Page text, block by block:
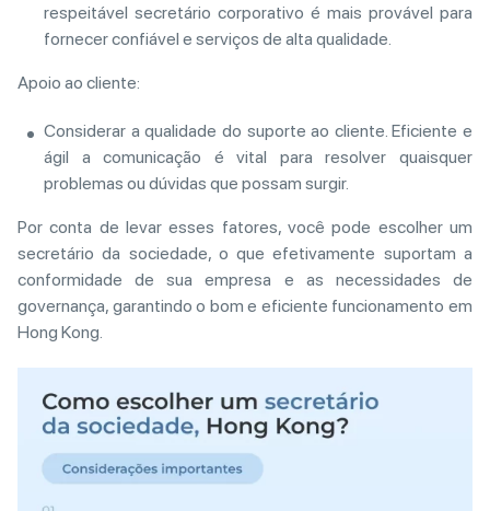
respeitável secretário corporativo é mais provável para
fornecer confiável e serviços de alta qualidade.
Apoio ao cliente:
Considerar a qualidade do suporte ao cliente. Eficiente e
ágil a comunicação é vital para resolver quaisquer
problemas ou dúvidas que possam surgir.
Por conta de levar esses fatores, você pode escolher um
secretário da sociedade, o que efetivamente suportam a
conformidade de sua empresa e as necessidades de
governança, garantindo o bom e eficiente funcionamento em
Hong Kong.